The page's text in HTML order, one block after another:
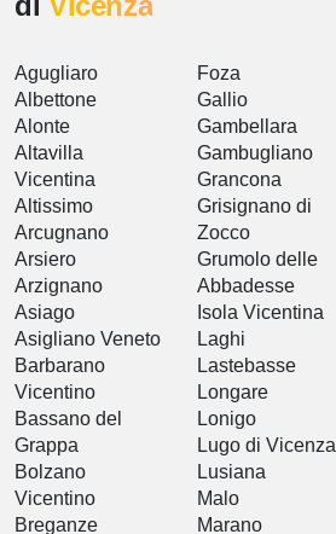
Agugliaro
Albettone
Alonte
Altavilla
Vicentina
Altissimo
Arcugnano
Arsiero
Arzignano
Asiago
Asigliano Veneto
Barbarano
Vicentino
Bassano del
Grappa
Bolzano
Vicentino
Breganze
Foza
Gallio
Gambellara
Gambugliano
Grancona
Grisignano di
Zocco
Grumolo delle
Abbadesse
Isola Vicentina
Laghi
Lastebasse
Longare
Lonigo
Lugo di Vicenza
Lusiana
Malo
Marano